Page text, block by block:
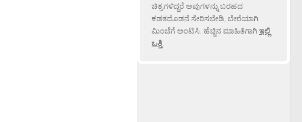
ಚಿತ್ರಗಳಿದ್ದರೆ ಅವುಗಳನ್ನು ಬರಹದ
ಕಡತದೊಡನೆ ಸೇರಿಸಬೇಡಿ, ಬೇರೆಯಾಗಿ
ಮಿಂಚೆಗೆ ಅಂಟಿಸಿ. ಹೆಚ್ಚಿನ ಮಾಹಿತಿಗಾಗಿಇಲ್ಲಿ
ಒತ್ತಿ.